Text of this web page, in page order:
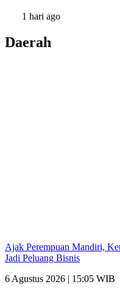
1 hari ago
Daerah
Ajak Perempuan Mandiri,
Jadi Peluang Bisnis
6 Agustus 2026 | 15:05 WIB